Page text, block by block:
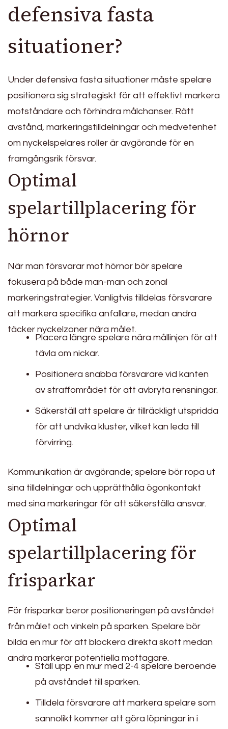
defensiva fasta
situationer?
Under defensiva fasta situationer måste spelare
positionera sig strategiskt för att effektivt markera
motståndare och förhindra målchanser. Rätt
avstånd, markeringstilldelningar och medvetenhet
om nyckelspelares roller är avgörande för en
framgångsrik försvar.
Optimal
spelartillplacering för
hörnor
När man försvarar mot hörnor bör spelare
fokusera på både man-man och zonal
markeringstrategier. Vanligtvis tilldelas försvarare
att markera specifika anfallare, medan andra
täcker nyckelzoner nära målet.
Placera längre spelare nära mållinjen för att
tävla om nickar.
Positionera snabba försvarare vid kanten
av straffområdet för att avbryta rensningar.
Säkerställ att spelare är tillräckligt utspridda
för att undvika kluster, vilket kan leda till
förvirring.
Kommunikation är avgörande; spelare bör ropa ut
sina tilldelningar och upprätthålla ögonkontakt
med sina markeringar för att säkerställa ansvar.
Optimal
spelartillplacering för
frisparkar
För frisparkar beror positioneringen på avståndet
från målet och vinkeln på sparken. Spelare bör
bilda en mur för att blockera direkta skott medan
andra markerar potentiella mottagare.
Ställ upp en mur med 2-4 spelare beroende
på avståndet till sparken.
Tilldela försvarare att markera spelare som
sannolikt kommer att göra löpningar in i